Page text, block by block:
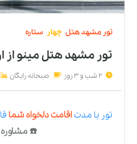
تور مشهدهتل چهار ستاره
تور مشهد هتل مینواز
2 شب و 3 روز صبحانه رایگان
تور با مدتاقامت دلخواه شما
☎️ مشاوره